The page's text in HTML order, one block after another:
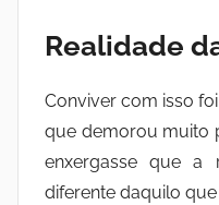
Realidade
Conviver com isso
que demorou muito
enxergasse que a
diferente daquilo